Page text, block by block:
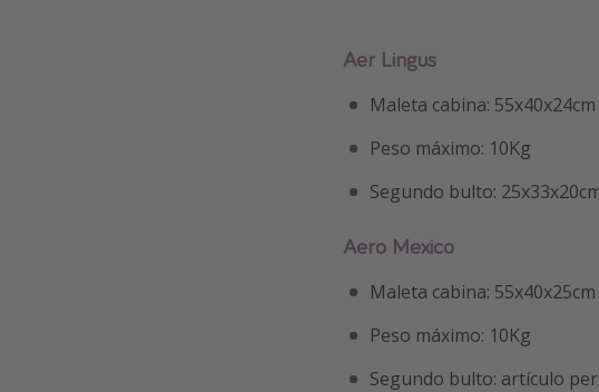
Aer Lingus
Maleta cabina: 55x40x24cm
Peso máximo: 10Kg
Segundo bulto:
Aero Mexico
Maleta cabina: 55x40x25cm
Peso máximo: 10Kg
Segundo bulto: artículo